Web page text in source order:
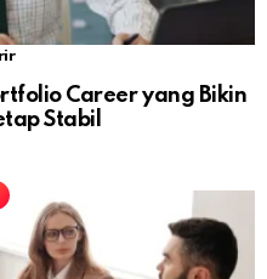
Career yang Bikin
Stabil